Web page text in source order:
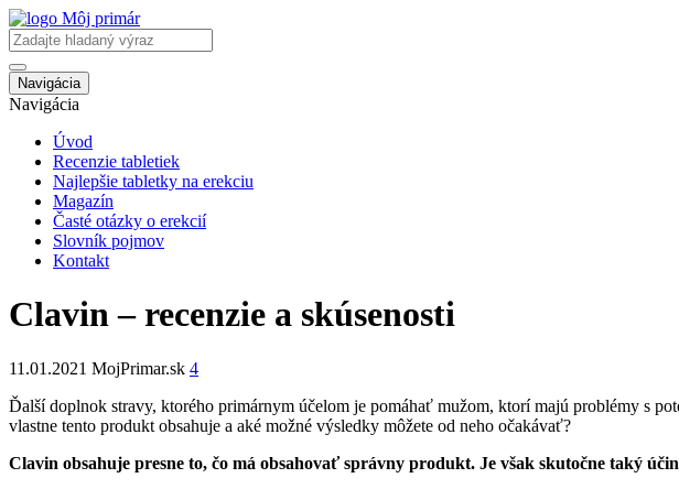
Navigácia
Navigácia
Úvod
Recenzie tabletiek
Najlepšie tabletky na erekciu
Magazín
Časté otázky o erekcií
Slovník pojmov
Kontakt
Clavin – recenzie a skúsenosti
11.01.2021 MojPrimar.sk 4
Ďalší doplnok stravy, ktorého primárnym účelom je pomáhať mužom, ktorí majú problémy s
vlastne tento produkt obsahuje a aké možné výsledky môžete od neho očakávať?
Clavin obsahuje presne to, čo má obsahovať správny produkt. Je však skutočne taký